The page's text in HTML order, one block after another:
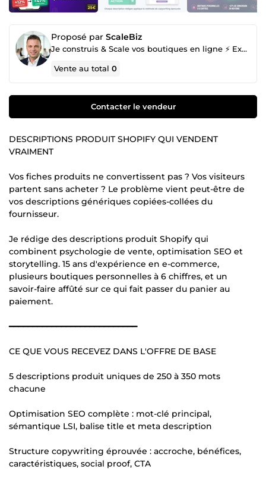
Proposé par ScaleBiz
Je construis & Scale vos boutiques en ligne ⚡ Expertise dev + Business
Vente au total0
Contacter le vendeur
DESCRIPTIONS PRODUIT SHOPIFY QUI VENDENT
VRAIMENT
Vos fiches produits ne convertissent pas ? Vos visiteurs
partent sans acheter ? Le problème vient peut-être de
vos descriptions génériques copiées-collées du
fournisseur.
Je rédige des descriptions produit Shopify qui
combinent psychologie de vente, optimisation SEO et
storytelling. 15 ans d'expérience en e-commerce,
plusieurs boutiques personnelles à 6 chiffres, et un
savoir-faire affûté sur ce qui fait passer du panier au
paiement.
━━━━━━━━━━━━━━━━━━━━━━━━━━━
CE QUE VOUS RECEVEZ DANS L'OFFRE DE BASE
5 descriptions produit uniques de 250 à 350 mots
chacune
Optimisation SEO complète : mot-clé principal,
sémantique LSI, balise title et meta description
Structure copywriting éprouvée : accroche, bénéfices,
caractéristiques, social proof, CTA